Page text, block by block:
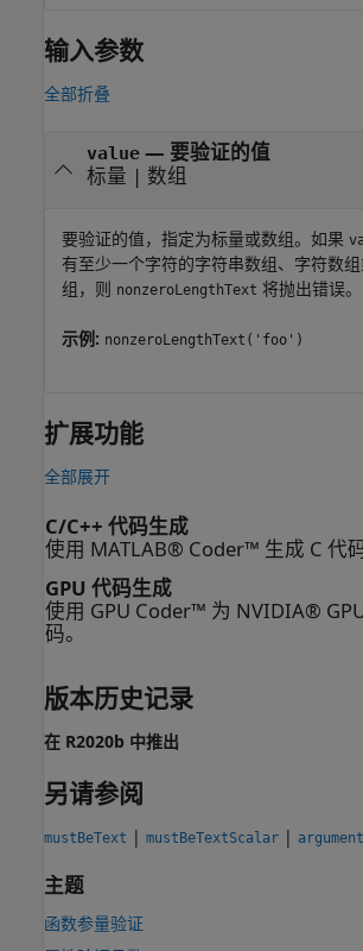
输入参数
全部折叠
value— 要验证的值
标量 | 数组
要验证的值，指定为标量或数组。如果
有至少一个字符的字符串数组、字符数
组，则 nonzeroLengthText 将抛出错误。
示例: nonzeroLengthText('foo')
扩展功能
全部展开
C/C++ 代码生成
使用 MATLAB® Coder™ 生成 C 代
GPU 代码生成
使用 GPU Coder™ 为 NVIDIA®
码。
版本历史记录
在 R2020b 中推出
另请参阅
mustBeText | mustBeTextScalar |
主题
函数参量验证